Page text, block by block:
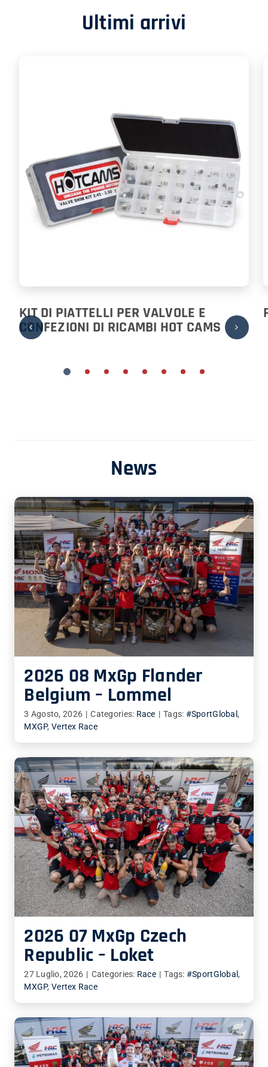
Ultimi arrivi
KIT DI PIATTELLI PER VALVOLE E
CONFEZIONI DI RICAMBI HOT CAMS
News
2026 08 MxGp Flander
Belgium – Lommel
3 Agosto, 2026 | Categories: Race | Tags: #SportGlobal ,
MXGP, Vertex Race
2026 07 MxGp Czech
Republic – Loket
27 Luglio, 2026 | Categories: Race | Tags: #SportGlobal,
MXGP, Vertex Race